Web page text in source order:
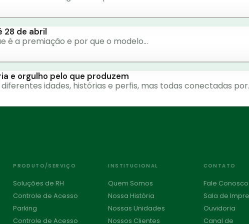
28 de abril
é a premiação e por que o modelo…
e orgulho pelo que produzem
idades, histórias e perfis, mas todas conectadas
PRODUTO/SERVIÇO
Soluções de RH
Controle de Acesso
Parking
Controle de Acesso
INSTITUCIONAL
Quem Somos
Nossa História
Nossas Unidades
Nossos Clientes
CONTATO
Fale Conosco
Sala de
Ouvidoria
Canal de